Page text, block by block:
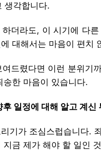
생각합니다.
더라도, 이 시기에 다
대해서는 마음이 편치
드렸다면 이런 분위기
한 마음이 있습니다.
일정에 대해 알고 계신
기가 조심스럽습니다.
금 제가 해야 할 일인